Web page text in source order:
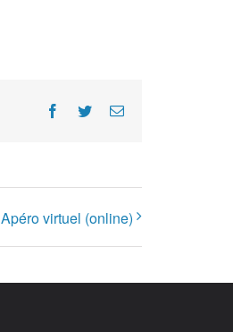
Facebook
TwitterE-
Apéro virtuel (online)